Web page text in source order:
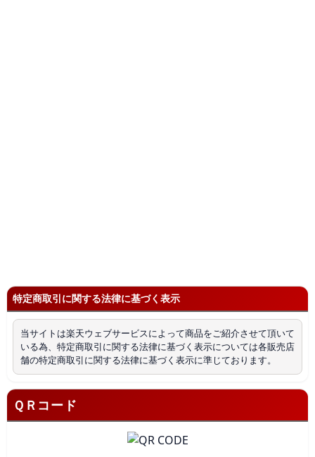
特定商取引に関する法律に基づく表示
当サイトは楽天ウェブサービスによって商品をご紹介させて頂いて
いる為、特定商取引に関する法律に基づく表示については各販売店
舗の特定商取引に関する法律に基づく表示に準じております。
ＱＲコード